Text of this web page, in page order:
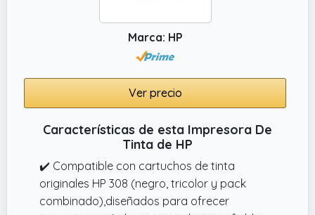
Marca: HP
Ver precio
Características de esta Impresora De
Tinta de HP
✔️ Compatible con cartuchos de tinta
originales HP 308 (negro, tricolor y pack
combinado),diseñados para ofrecer